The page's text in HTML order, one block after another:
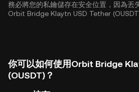
務必將您的私鑰儲存在安全位置，因為丟
Orbit Bridge Klaytn USD Tether
你可以如何使用Orbit Bridge
(OUSDT)？